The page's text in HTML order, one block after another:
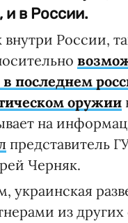
и в России.
внутри России,
последнем
оружии
на
представитель
Черняк.
украинская
из других